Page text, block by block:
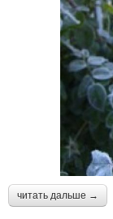
читать дальше →